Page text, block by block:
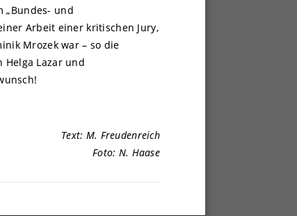
„Bundes- und
Arbeit einer kritischen Jury,
Mrozek war – so die
Helga Lazar und
Text: M. Freudenreich
Foto: N. Haase